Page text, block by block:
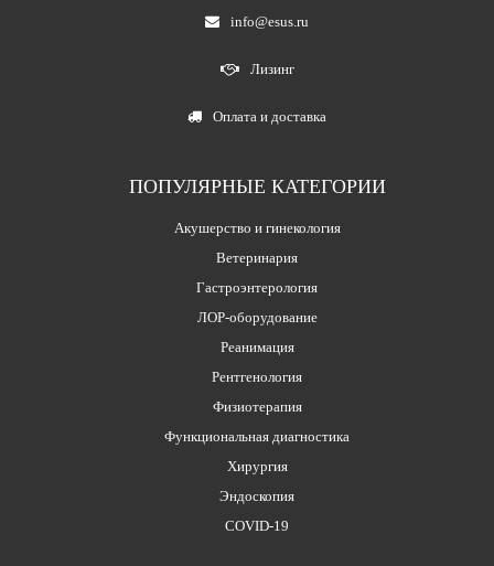
info@esus.ru
Лизинг
Оплата и доставка
ПОПУЛЯРНЫЕ КАТЕГОРИИ
Акушерство и гинекология
Ветеринария
Гастроэнтерология
ЛОР-оборудование
Реанимация
Рентгенология
Физиотерапия
Функциональная диагностика
Хирургия
Эндоскопия
COVID-19